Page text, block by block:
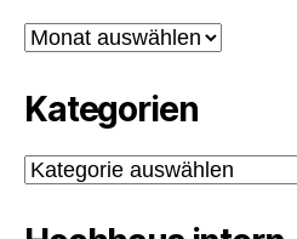
Archiv
Kategorien
Kategorien